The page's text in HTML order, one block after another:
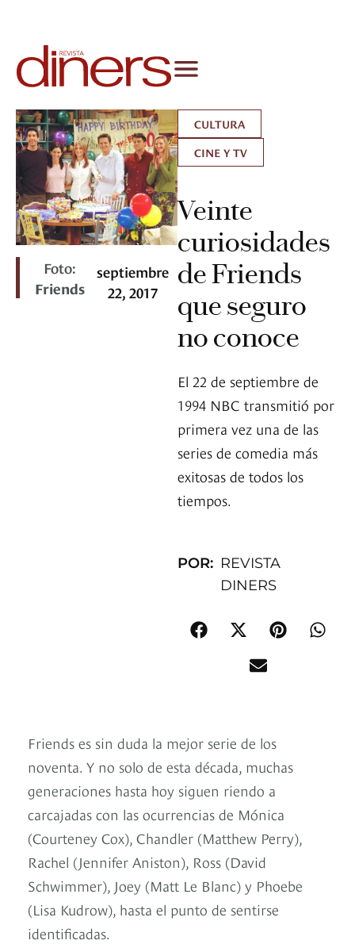
Foto:
Friends
septiembre
22, 2017
CULTURA
CINE Y TV
Veinte
curiosidades
de Friends
que seguro
no conoce
El 22 de septiembre de
1994 NBC transmitió por
primera vez una de las
series de comedia más
exitosas de todos los
tiempos.
POR: REVISTA
DINERS
Friends es sin duda la mejor serie de los
noventa. Y no solo de esta década, muchas
generaciones hasta hoy siguen riendo a
carcajadas con las ocurrencias de Mónica
(Courteney Cox), Chandler (Matthew Perry),
Rachel (Jennifer Aniston), Ross (David
Schwimmer), Joey (Matt Le Blanc) y Phoebe
(Lisa Kudrow), hasta el punto de sentirse
identificadas.